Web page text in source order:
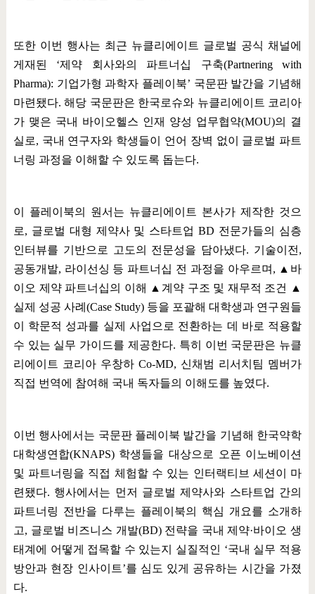
또한 이번 행사는 최근 뉴클리에이트 글로벌 공식 채널에
게재된 ‘제약 회사와의 파트너십 구축(Partnering with
Pharma): 기업가형 과학자 플레이북’ 국문판 발간을 기념해
마련됐다.해당 국문판은 한국로슈와 뉴클리에이트 코리아
가 맺은 국내 바이오헬스 인재 양성 업무협약(MOU)의 결
실로, 국내 연구자와 학생들이 언어 장벽 없이 글로벌 파트
너링 과정을 이해할 수 있도록 돕는다.
이 플레이북의 원서는 뉴클리에이트 본사가 제작한 것으
로, 글로벌 대형 제약사 및 스타트업BD 전문가들의 심층
인터뷰를 기반으로 고도의 전문성을 담아냈다. 기술이전 ,
공동개발, 라이선싱 등 파트너십 전 과정을 아우르며 , ▲ 바
이오 제약 파트너십의 이해
▲ 계약 구조 및 재무적 조건
▲
실제 성공 사례 (Case Study) 등을 포괄해 대학생과 연구원들
이 학문적 성과를 실제 사업으로 전환하는 데 바로 적용할
수 있는 실무 가이드를 제공한다. 특히 이번 국문판은 뉴클
리에이트 코리아 우창하 Co-MD, 신채범 리서치팀 멤버가
직접 번역에 참여해 국내 독자들의 이해도를 높였다.
이번 행사에서는 국문판 플레이북 발간을 기념해 한국약학
대학생연합(KNAPS) 학생들을 대상으로 오픈 이노베이션
및 파트너링을 직접 체험할 수 있는 인터랙티브 세션이 마
련됐다. 행사에서는 먼저 글로벌 제약사와 스타트업 간의
파트너링 전반을 다루는 플레이북의 핵심 개요를 소개하
고, 글로벌 비즈니스 개발(BD) 전략을 국내 제약·바이오 생
태계에 어떻게 접목할 수 있는지 실질적인 ‘국내 실무 적용
방안과 현장 인사이트’를 심도 있게 공유하는 시간을 가졌
다.